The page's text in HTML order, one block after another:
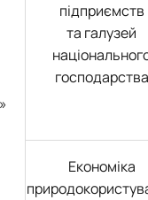
підприємств
та галузей
господарства
Економіка